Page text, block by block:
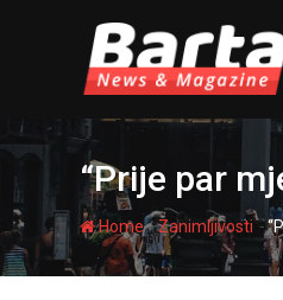
“Prije par
Home-Zanimljivosti-